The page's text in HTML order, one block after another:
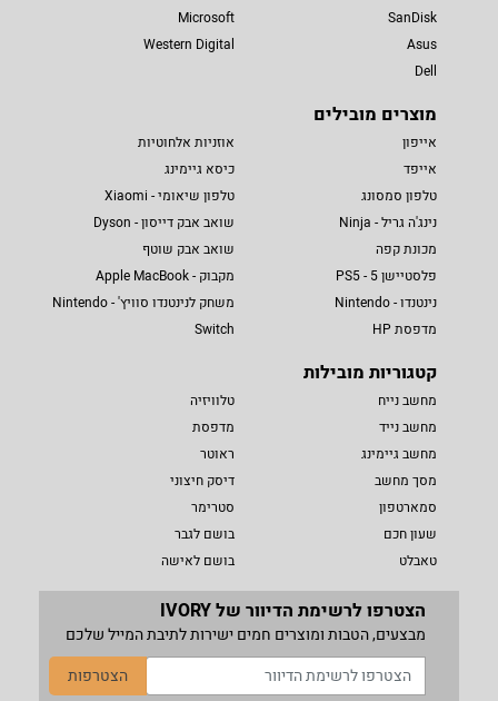
SanDisk
Asus
Dell
Microsoft
Western Digital
מוצרים מובילים
אייפון
אייפד
טלפון סמסונג
נינג'ה גריל - Ninja
מכונת קפה
פלסטיישן 5 - PS5
נינטנדו - Nintendo
מדפסת HP
אוזניות אלחוטיות
כיסא גיימינג
טלפון שיאומי - Xiaomi
שואב אבק דייסון - Dyson
שואב אבק שוטף
מקבוק - Apple MacBook
משחק לנינטנדו סוויץ' - Nintendo
Switch
קטגוריות מובילות
מחשב נייח
מחשב נייד
מחשב גיימינג
מסך מחשב
סמארטפון
שעון חכם
טאבלט
טלוויזיה
מדפסת
ראוטר
דיסק חיצוני
סטרימר
בושם לגבר
בושם לאישה
הצטרפו לרשימת הדיוור של IVORY
מבצעים, הטבות ומוצרים חמים ישירות לתיבת המייל שלכם
הצטרפות